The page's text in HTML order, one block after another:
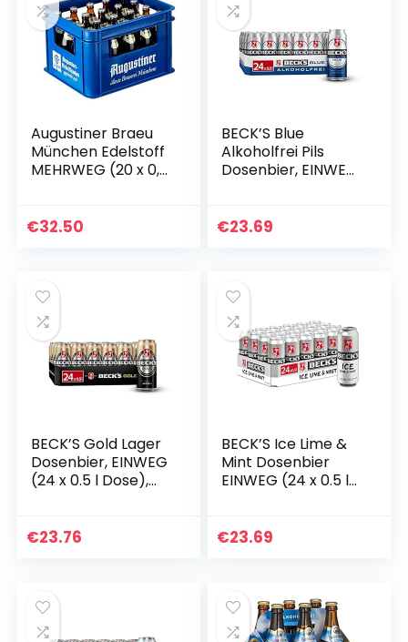
Augustiner Braeu
München Edelstoff
MEHRWEG (20 x 0,5
€32.50
BECK’S Blue
Alkoholfrei Pils
Dosenbier, EINWEG
Bier
€23.69
BECK’S Gold Lager
Dosenbier, EINWEG
(24 x 0.5 l Dose),
€23.76
BECK’S Ice Lime &
Mint Dosenbier
EINWEG (24 x 0.5 l),
€23.69